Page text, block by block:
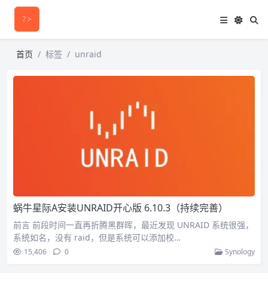
首页 标签 unraid
蜗牛星际A安装UNRAID开心版 6.10.3（持续完善）
前言 前段时间一直再折腾黑群晖，最近发现 UNRAID 系统很强，
系统如名，没有 raid，但是系统可以添加校…
15,406 0 Synology